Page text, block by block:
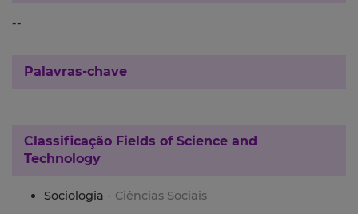
--
Palavras-chave
Classificação Fields of Science and
Technology
Sociologia - Ciências Sociais